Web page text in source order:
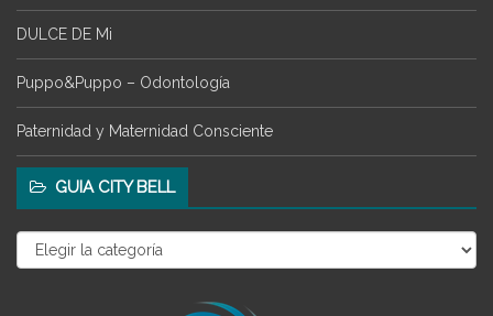
DULCE DE Mi
Puppo&Puppo – Odontología
Paternidad y Maternidad Consciente
GUIA CITY BELL
Guia
City